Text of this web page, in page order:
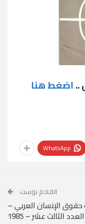
..اضغط هنا
WhatsApp
القادم بوست
الإنسان العربي –
العدد الثالث عشر – 1985